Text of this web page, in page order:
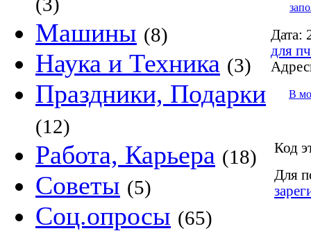
Машины (8)
Наука и Техника (3)
Праздники, Подарки
(12)
Работа, Карьера (18)
Советы (5)
Соц.опросы (65)
Дата:
для пч
В
Код
Для